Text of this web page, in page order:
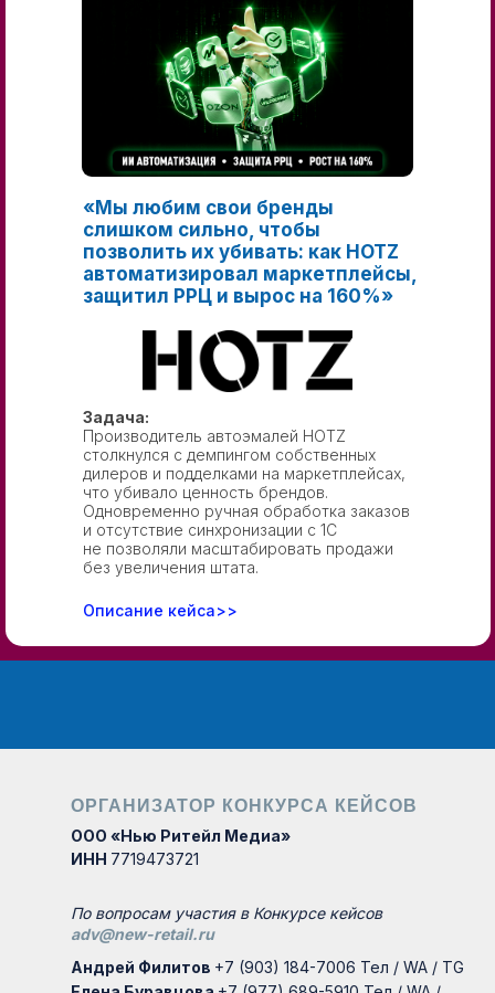
«Мы любим свои бренды
слишком сильно, чтобы
позволить их убивать: как HOTZ
автоматизировал маркетплейсы,
защитил РРЦ и вырос на 160%»
Задача:
Производитель автоэмалей HOTZ
столкнулся с демпингом собственных
дилеров и подделками на маркетплейсах,
что убивало ценность брендов.
Одновременно ручная обработка заказов
и отсутствие синхронизации с 1С
не позволяли масштабировать продажи
без увеличения штата.
Описание кейса>>
ОРГАНИЗАТОР КОНКУРСА КЕЙСОВ
ООО «Нью Ритейл Медиа»
ИНН 7719473721
По вопросам участия в Конкурсе кейсов
adv@new-retail.ru
Андрей Филитов +7 (903) 184-7006 Тел / WA / TG